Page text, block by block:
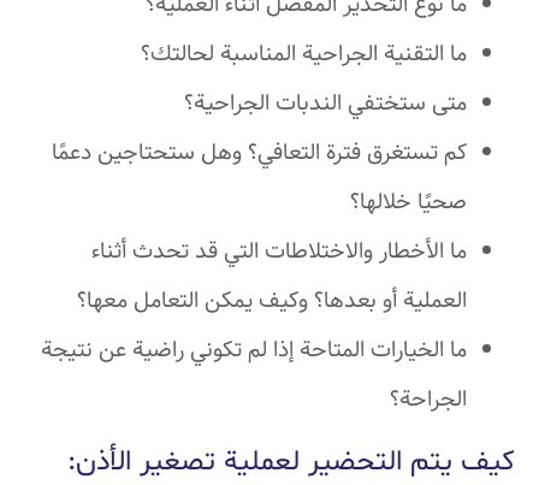
ما التقنية الجراحية المناسبة لحالتك؟
متى ستختفي الندبات الجراحية؟
كم تستغرق فترة التعافي؟ وهل ستحتاجين دعمًا
صحيًا خلالها؟
ما الأخطار والاختلاطات التي قد تحدث أثناء
العملية أو بعدها؟ وكيف يمكن التعامل معها؟
ما الخيارات المتاحة إذا لم تكوني راضية عن نتيجة
الجراحة؟
كيف يتم التحضير لعملية تصغير الأذن: